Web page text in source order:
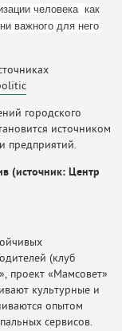
человека как
важного для него
городского
источником
предприятий.
(источник: Центр
(клуб
проект «Мамсовет»
культурные и
опытом
сервисов.